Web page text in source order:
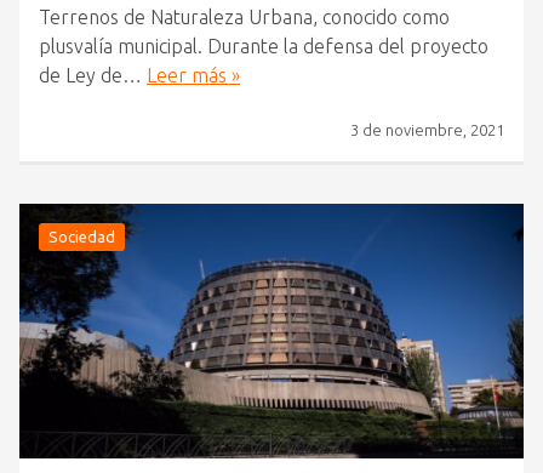
Terrenos de Naturaleza Urbana, conocido como
plusvalía municipal. Durante la defensa del proyecto
de Ley de… Leer más »
3 de noviembre, 2021
Sociedad